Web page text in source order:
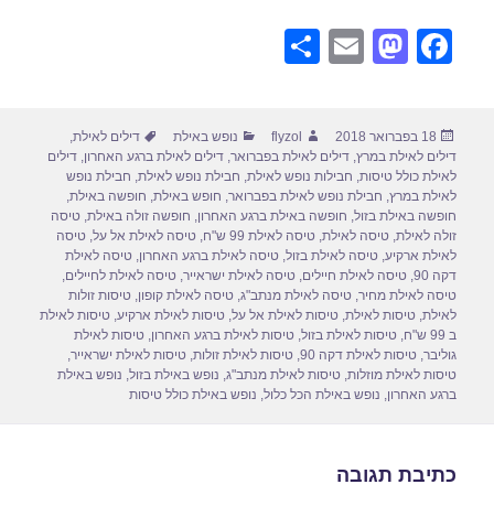
F
e
b
o
o
k
M
o
d
o
n
E
e
פורסם
בתאריך
18 בפברואר 2018 מחבר
flyzol קטגוריות
נופש באילת תגיות
דילים לאילת,
דילים לאילת במרץ,דילים לאילת בפברואר,דילים לאילת ברגע האחרון,דילים
לאילת כולל טיסות, חבילות נופש לאילת, חבילת נופש לאילת, חבילת נופש
לאילת במרץ, חבילת נופש לאילת בפברואר, חופש באילת, חופשה באילת,
חופשה באילת בזול, חופשה באילת ברגע האחרון, חופשה זולה באילת,טיסה
זולה לאילת,טיסה לאילת,טיסה לאילת 99 ש"ח ,טיסה לאילת אל על,טיסה
לאילת ארקיע,טיסה לאילת בזול,טיסה לאילת ברגע האחרון,טיסה לאילת
דקה 90
,טיסה לאילת חיילים,טיסה לאילת ישראייר,טיסה לאילת לחיילים,
טיסה לאילת מחיר,טיסה לאילת מנתב"ג,טיסה לאילת קופון,טיסות זולות
לאילת,טיסות לאילת,טיסות לאילת אל על,טיסות לאילת ארקיע,טיסות לאילת
ב 99 ש"ח
,טיסות לאילת בזול,טיסות לאילת ברגע האחרון,טיסות לאילת
גוליבר,טיסות לאילת דקה 90 ,טיסות לאילת זולות,טיסות לאילת ישראייר,
טיסות לאילת מוזלות,טיסות לאילת מנתב"ג, נופש באילת בזול, נופש באילת
ברגע האחרון, נופש באילת הכל כלול, נופש באילת כולל טיסות
כתיבת תגובה